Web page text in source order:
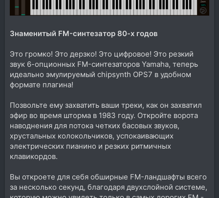
Знаменитый FM-синтезатор 80-х годов
Это громко! Это дерзко! Это цифровое! Это резкий
звук 6-опционных FM-синтезаторов Yamaha, теперь
идеально эмулируемый chipsynth OPS7 в удобном
формате плагина!
Позвольте ему захватить ваши треки, как он захватил
эфир во время шторма в 1983 году. Откройте ворота
наводнения для потока четких басовых звуков,
хрустальных колокольчиков, успокаивающих
электрических пианино и резких ритмичных
клавикордов.
Вы откроете для себя обширные FM-ландшафты всего
за несколько секунд, благодаря двухслойной системе,